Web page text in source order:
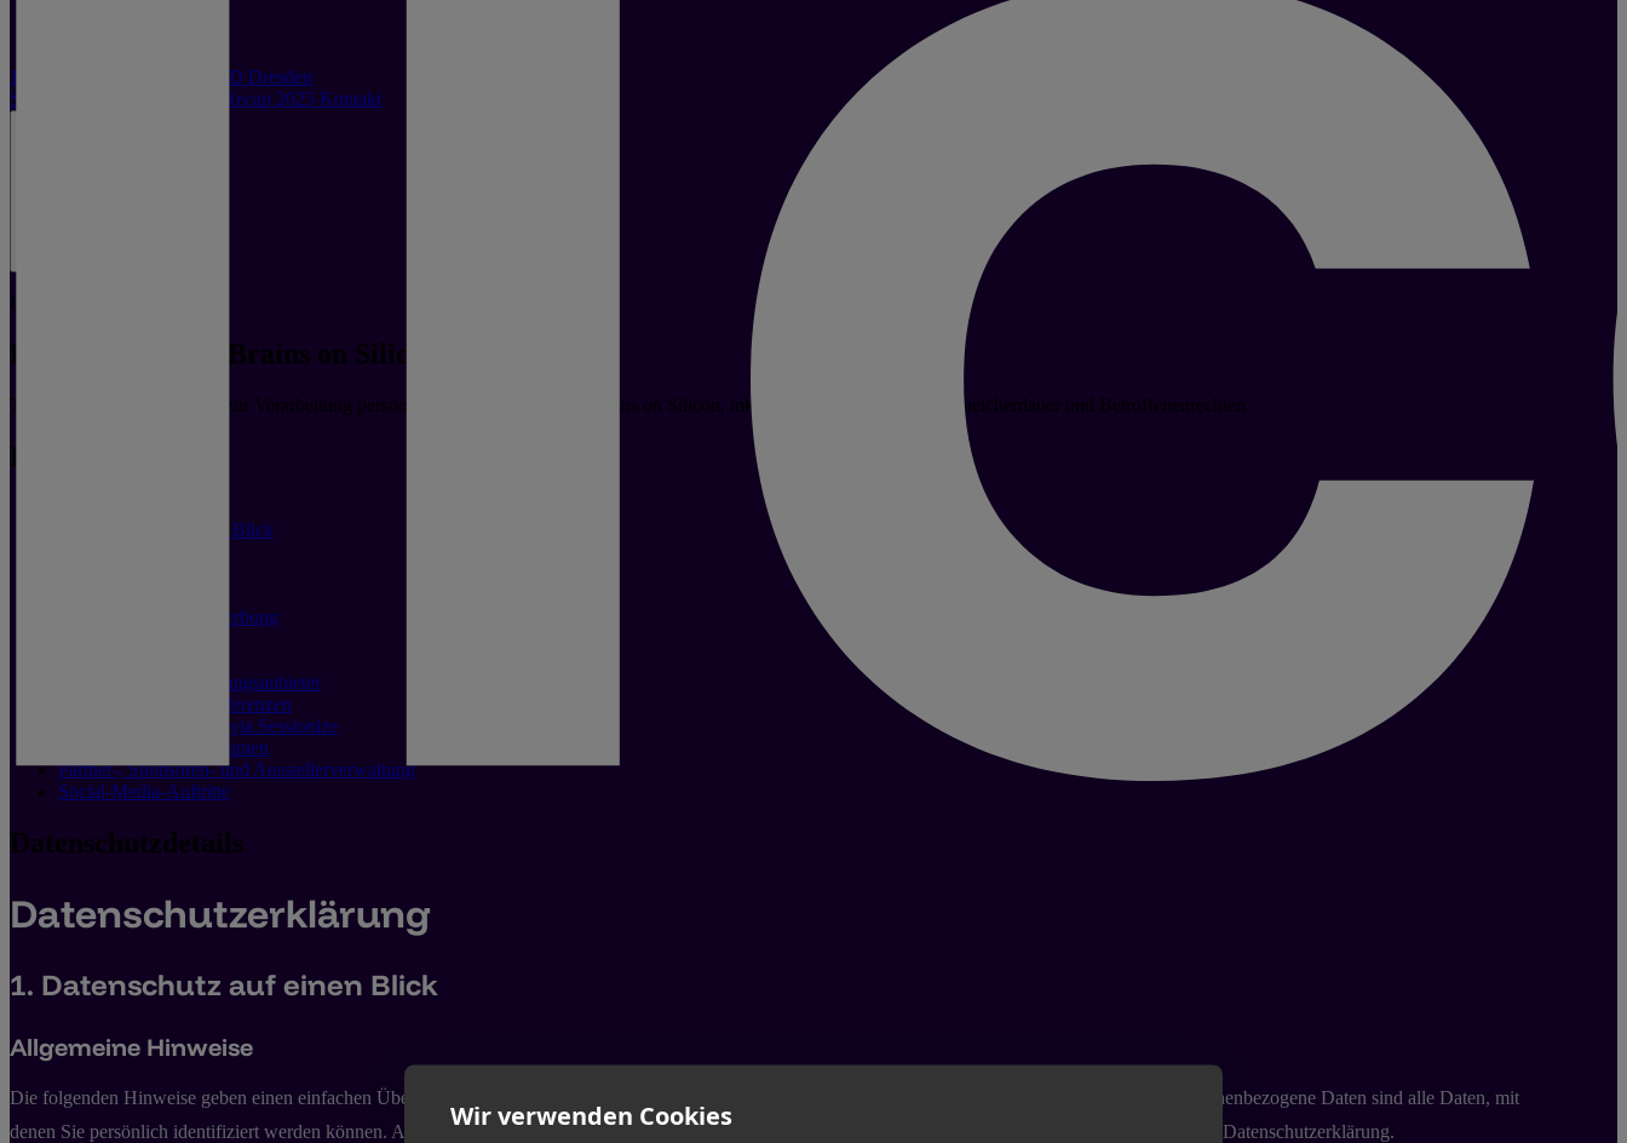
14.-15. September 2026 · ICD Dresden
Start
Recap 2025 Kontakt
Rechtliches
Data Protection | Brains on Silicon
Transparente Informationen zur Verarbeitung personenbezogener Daten bei Brains on Silicon, inklusive Rechtsgrundlagen, Speicherdauer und Betroffenenrechten.
Direkt zu
Datenschutz auf einen Blick
Analyse-Tools und Werbung
eCommerce und Zahlungsanbieter
Audio- und Videokonferenzen
Speaker-Management via Sessionize
Foto- und Videoaufnahmen
Partner-, Sponsoren- und Ausstellerverwaltung
Social-Media-Auftritte
Datenschutzdetails
Datenschutz­erklärung
1. Datenschutz auf einen Blick
Allgemeine Hinweise
Die folgenden Hinweise geben einen einfachen Überblick darüber, was mit Ihren personenbezogenen Daten passiert, wenn Sie diese Website besuchen. Personenbezogene Daten sind alle Daten, mit
denen Sie persönlich identifiziert werden können. Ausführliche Informationen zum Thema Datenschutz entnehmen Sie unserer unter diesem Text aufgeführten Datenschutzerklärung.
Wir verwenden Cookies